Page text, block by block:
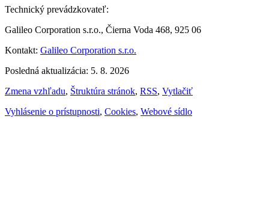
Technický prevádzkovateľ:
Galileo Corporation s.r.o., Čierna Voda 468, 925 06
Kontakt: Galileo Corporation s.r.o.
Posledná aktualizácia: 5. 8. 2026
Zmena vzhľadu, Štruktúra stránok, RSS, Vytlačiť
Vyhlásenie o prístupnosti, Cookies, Webové sídlo